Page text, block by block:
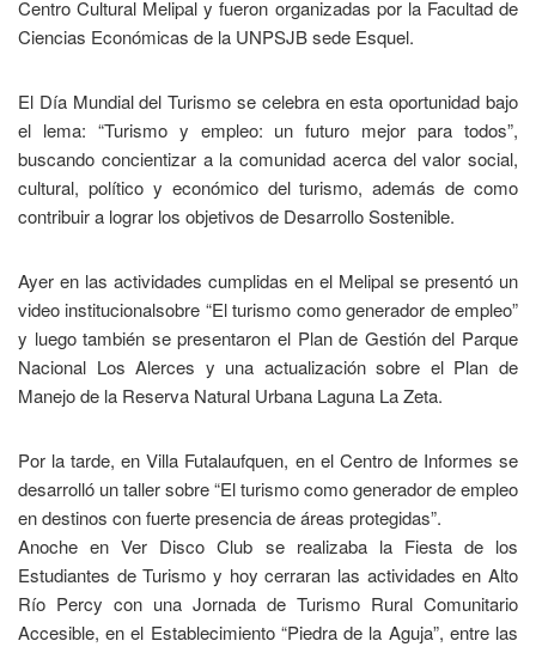
Centro Cultural Melipal y fueron organizadas por la Facultad de
Ciencias Económicas de la UNPSJB sede Esquel.
El Día Mundial del Turismo se celebra en esta oportunidad bajo
el lema: “Turismo y empleo: un futuro mejor para todos”,
buscando concientizar a la comunidad acerca del valor social,
cultural, político y económico del turismo, además de como
contribuir a lograr los objetivos de Desarrollo Sostenible.
Ayer en las actividades cumplidas en el Melipal se presentó un
video institucionalsobre “El turismo como generador de empleo”
y luego también se presentaron el Plan de Gestión del Parque
Nacional Los Alerces y una actualización sobre el Plan de
Manejo de la Reserva Natural Urbana Laguna La Zeta.
Por la tarde, en Villa Futalaufquen, en el Centro de Informes se
desarrolló un taller sobre “El turismo como generador de empleo
en destinos con fuerte presencia de áreas protegidas”.
Anoche en Ver Disco Club se realizaba la Fiesta de los
Estudiantes de Turismo y hoy cerraran las actividades en Alto
Río Percy con una Jornada de Turismo Rural Comunitario
Accesible, en el Establecimiento “Piedra de la Aguja”, entre las